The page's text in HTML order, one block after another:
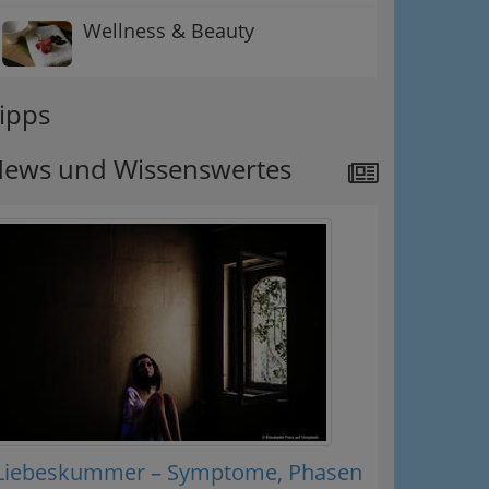
Wellness & Beauty
und Wissenswertes
– Symptome, Phasen